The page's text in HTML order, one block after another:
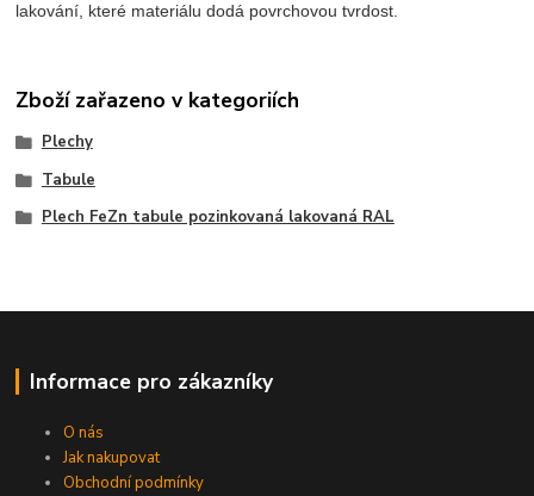
lakování, které materiálu dodá povrchovou tvrdost.
Zboží zařazeno v kategoriích
Plechy
Tabule
Plech FeZn tabule pozinkovaná lakovaná RAL
Informace pro zákazníky
O nás
Jak nakupovat
Obchodní podmínky